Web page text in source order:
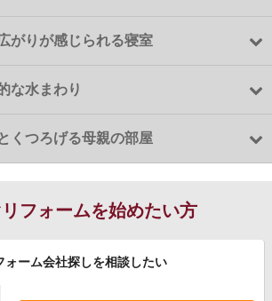
がりが感じられる寝室
な水まわり
くつろげる母親の部屋
フォームを始めたい方
ォーム会社探しを相談したい